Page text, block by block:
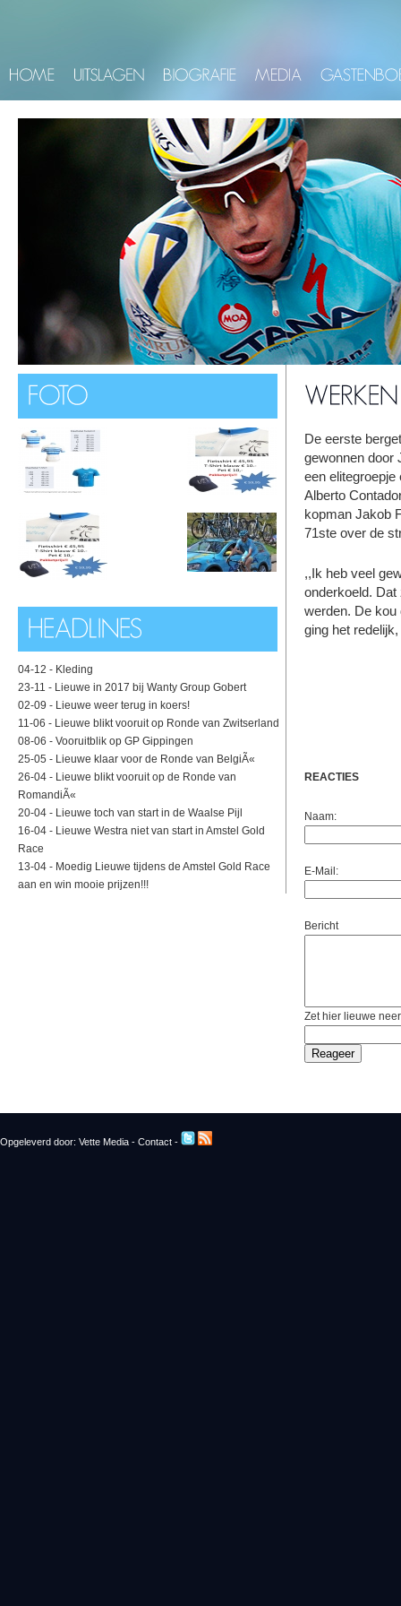
04-12 - Kleding
23-11 - Lieuwe in 2017 bij Wanty Group Gobert
02-09 - Lieuwe weer terug in koers!
11-06 - Lieuwe blikt vooruit op Ronde van Zwitserland
08-06 - Vooruitblik op GP Gippingen
25-05 - Lieuwe klaar voor de Ronde van BelgiÃ«
26-04 - Lieuwe blikt vooruit op de Ronde van
RomandiÃ«
20-04 - Lieuwe toch van start in de Waalse Pijl
16-04 - Lieuwe Westra niet van start in Amstel Gold
Race
13-04 - Moedig Lieuwe tijdens de Amstel Gold Race
aan en win mooie prijzen!!!
De eerste
gewonnen door
een
Alberto
kopman Jakob
71ste over de
,,Ik heb veel
onderkoeld.
werden. De kou
ging het
REACTIES
Naam:
E-Mail:
Bericht
Zet hier lieuwe
Opgeleverd door: Vette Media - Contact -